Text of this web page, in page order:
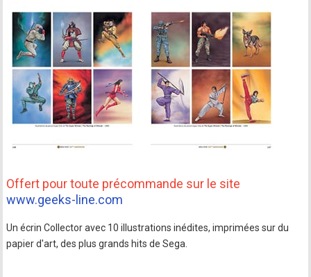
Offert pour toute précommande sur le site
www.geeks-line.com
Un écrin Collector avec 10 illustrations inédites, imprimées sur du
papier d'art, des plus grands hits de Sega.